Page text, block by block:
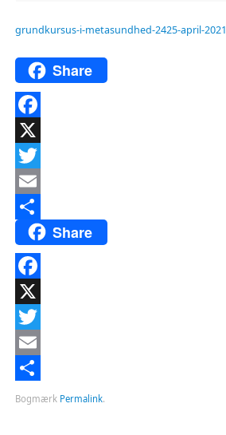
grundkursus-i-metasundhed-2425-april-2021
Share
Facebook
X
Twitter
Email
Del
Share
Facebook
X
Twitter
Email
Del
Bogmærk Permalink.